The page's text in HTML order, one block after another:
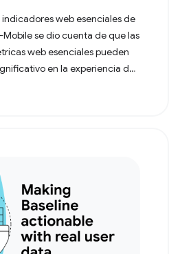
web esenciales de
Mobile se dio cuenta de que las
web esenciales pueden
en la experiencia del